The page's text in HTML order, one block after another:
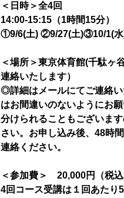
＜日時＞全4回
14:00-15:15（1時間15分）
①9/6(土) ②9/27(土)③10/1(
＜場所＞東京体育館(千駄ヶ
連絡いたします）
◎詳細はメールにてご連絡
はお間違いのないようにお
分けられることもございま
さい。お申し込み後、48時
連絡ください。
＜参加費＞ 20,000円（税込
4回コース受講は１回あたり